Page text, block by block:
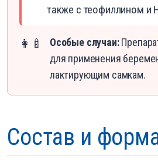
также с теофиллином и
👩‍🍼 Особые случаи:
для применения
лактирующим самкам.
Состав и